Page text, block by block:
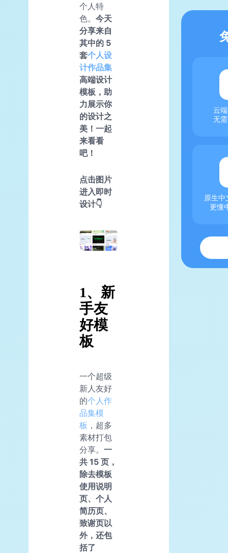
个人特
色。 今天
分享来自
其中的 5
套个人设
计作品集
高端设计
模板，助
力展示你
的设计之
美！一起
来看看
吧！
点击图片
进入即时
设计👇
1、新
手友
好模
板
一个超级
新人友好
的个人 作
品集模
板 ，超多
素材打包
分享。 一
共 15 页，
除去模板
使用说明
页、个人
简历页、
致谢页以
外，还包
括了
云
无
原生中
更懂